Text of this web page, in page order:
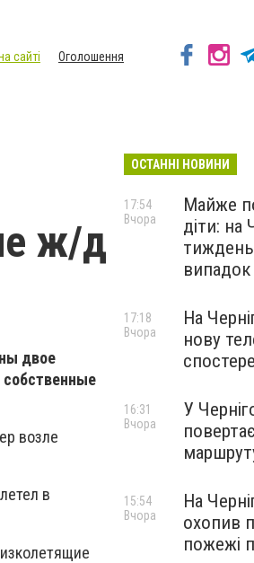
сайті
Оголошення
ж/д
двое
возле
в
ОСТАННІ НОВИНИ
Майже
діти: на
тиждень
випадок
17:54
Вчора
На
нову
17:18
Вчора
У
16:31
Вчора
На
охопив
пожежі
15:54
Вчора